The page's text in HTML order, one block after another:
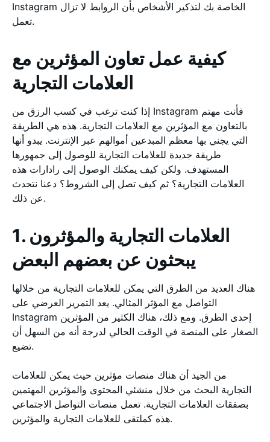
Instagram الخاصة بك لتذكير الأشخاص بأن الروابط لا تزال
تعمل.
كيفية عمل تعاون المؤثرين مع
العلامات التجارية
إذا كنت ترغب في كسب الرزق من Instagram فأنت مهتم
بالتعاون مع المؤثرين مع العلامات التجارية. هذه هي الطريقة
التي يجني بها معظم المبدعين أموالهم عبر الإنترنت. يبدو أنها
طريقة جديدة للعلامات التجارية للوصول إلى جمهورها
المستهدف. ولكن كيف يمكنك الوصول إلى رادارات هذه
العلامات التجارية؟ ثم كيف تصل إلى الشروط؟ دعنا نتحدث
عن ذلك.
1. العلامات التجارية والمؤثرون
يبحثون عن بعضهم البعض
هناك العديد من الطرق التي يمكن للعلامات التجارية من خلالها
التواصل مع المؤثر المثالي. يعد التمرير العرضي على
Instagram إحدى الطرق. ومع ذلك، هناك الكثير من المؤثرين
الصغار على المنصة في الوقت الحالي لدرجة أنه من السهل أن
تضيع.
من الجيد أن هناك منصات مؤثرين حيث يمكن للعلامات
التجارية البحث من خلال منشئي المحتوى والمؤثرين المهتمين
بصفقات العلامات التجارية. تعمل منصات التواصل الاجتماعي
هذه كملتقى للعلامات التجارية والمؤثرين.